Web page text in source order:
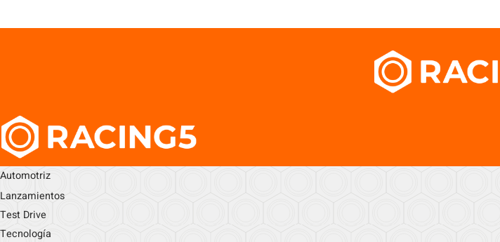
Automotriz
Lanzamientos
Test Drive
Tecnología